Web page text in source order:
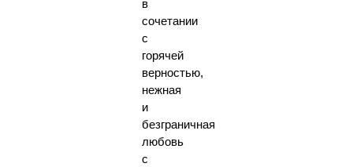
в
сочетании
с
горячей
верностью,
нежная
и
безграничная
любовь
с